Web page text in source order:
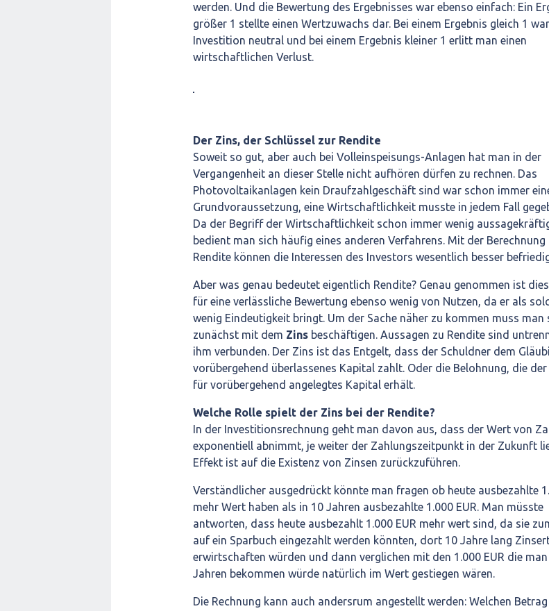
werden. Und die Bewertung des Ergebnisses war ebenso einfach: Ein
größer 1 stellte einen Wertzuwachs dar. Bei einem Ergebnis gleich 1
Investition neutral und bei einem Ergebnis kleiner 1 erlitt man einen
wirtschaftlichen Verlust.
Der Zins, der Schlüssel zur Rendite
Soweit so gut, aber auch bei Volleinspeisungs-Anlagen hat man in der
Vergangenheit an dieser Stelle nicht aufhören dürfen zu rechnen. Das
Photovoltaikanlagen kein Draufzahlgeschäft sind war schon immer
Grundvoraussetzung, eine Wirtschaftlichkeit musste in jedem Fall
Da der Begriff der Wirtschaftlichkeit schon immer wenig
bedient man sich häufig eines anderen Verfahrens. Mit der Berechnung
Rendite können die Interessen des Investors wesentlich besser
Aber was genau bedeutet eigentlich Rendite? Genau genommen ist
für eine verlässliche Bewertung ebenso wenig von Nutzen, da er als
wenig Eindeutigkeit bringt. Um der Sache näher zu kommen muss man
zunächst mit dem Zins beschäftigen. Aussagen zu Rendite sind
ihm verbunden. Der Zins ist das Entgelt, dass der Schuldner dem
vorübergehend überlassenes Kapital zahlt. Oder die Belohnung, die
für vorübergehend angelegtes Kapital erhält.
Welche Rolle spielt der Zins bei der Rendite?
In der Investitionsrechnung geht man davon aus, dass der Wert von
exponentiell abnimmt, je weiter der Zahlungszeitpunkt in der Zukunft
Effekt ist auf die Existenz von Zinsen zurückzuführen.
Verständlicher ausgedrückt könnte man fragen ob heute ausbezahlte
mehr Wert haben als in 10 Jahren ausbezahlte 1.000 EUR. Man müsste
antworten, dass heute ausbezahlt 1.000 EUR mehr wert sind, da sie
auf ein Sparbuch eingezahlt werden könnten, dort 10 Jahre lang
erwirtschaften würden und dann verglichen mit den 1.000 EUR die
Jahren bekommen würde natürlich im Wert gestiegen wären.
Die Rechnung kann auch andersrum angestellt werden: Welchen